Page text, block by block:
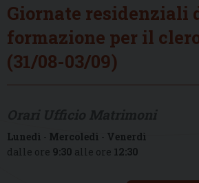
Giornate residenziali
formazione per il
(31/08-03/09)
Lunedì - Mercoledì - Venerdì
dalle ore 9:30 alle ore 12:30